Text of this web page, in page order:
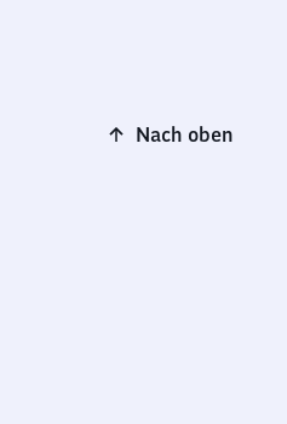
Nach oben